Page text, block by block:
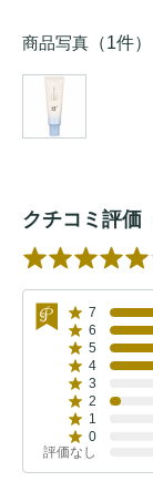
商品写真 （1件）
クチコミ評価
7
6
5
4
3
2
1
0
評価なし